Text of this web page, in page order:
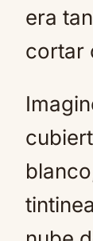
era
cortar